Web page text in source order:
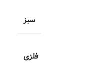
سبز
فلزی